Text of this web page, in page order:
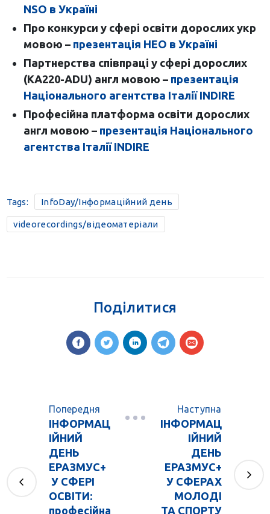
NSO в Україні
Про конкурси у сфері освіти дорослих укр
мовою – презентація НЕО в Україні
Партнерства співпраці у сфері дорослих
(КА220-ADU) англ мовою –презентація
Національного агентства Італії INDIRE
Професійна платформа освіти дорослих
англ мовою – презентація Національного
агентства Італії INDIRE
Tags: InfoDay/Інформаційний день
videorecordings/відеоматеріали
Поділитися
Попередня
ІНФОРМАЦ
ІЙНИЙ
ДЕНЬ
ЕРАЗМУС+
У СФЕРІ
ОСВІТИ:
професійна
Наступна
ІНФОРМАЦ
ІЙНИЙ
ДЕНЬ
ЕРАЗМУС+
У СФЕРАХ
МОЛОДІ
ТА СПОРТУ